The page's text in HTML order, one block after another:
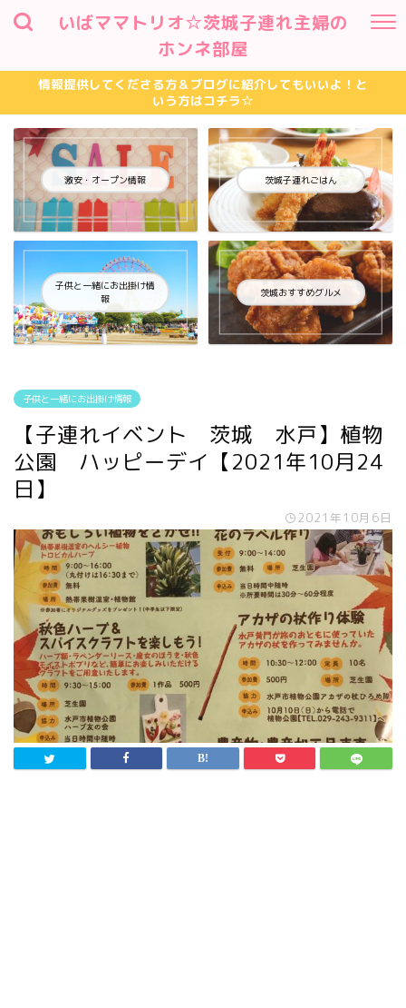
いばママトリオ☆茨城子連れ主婦の
ホンネ部屋
情報提供してくださる方＆ブログに紹介してもいいよ！と
いう方はコチラ☆
激安・オープン情報 茨城子連れごはん
子供と一緒にお出掛け情
報
茨城おすすめグルメ
子供と一緒にお出掛け情報
【子連れイベント 茨城 水戸】植物
公園 ハッピーデイ【2021年10月24
日】
2021年10月6日